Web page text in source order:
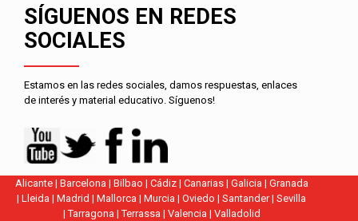
SÍGUENOS EN REDES
SOCIALES
Estamos en las redes sociales, damos respuestas, enlaces
de interés y material educativo. Síguenos!
Alicante| Barcelona | Bilbao | Cádiz| Canarias| Galicia | Granada
|Lleida |Madrid |Mallorca |Murcia |Oviedo |Santander|Sevilla
|Tarragona |Terrassa | Valencia | Valladolid